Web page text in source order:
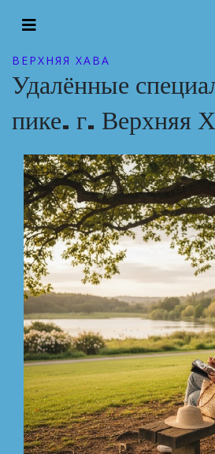
ВЕРХНЯЯ ХАВА
Удалённые
пике. г. Верхняя